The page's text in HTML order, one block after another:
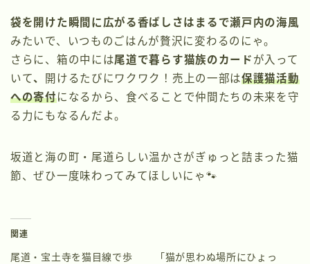
袋を開けた瞬間に広がる香ばしさはまるで瀬戸内の海風
みたいで、いつものごはんが贅沢に変わるのにゃ。
さらに、箱の中には尾道で暮らす猫族のカード が入って
いて、 開けるたびにワクワク！売上の一部は保護猫活動
への寄付になるから、食べることで仲間たちの未来を守
る力にもなるんだよ。
坂道と海の町・尾道らしい温かさがぎゅっと詰まった猫
節、ぜひ一度味わってみてほしいにゃ🐾
関連
尾道・宝土寺を猫目線で歩
「猫が思わぬ場所にひょっ